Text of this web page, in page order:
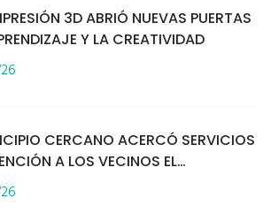
3D ABRIÓ NUEVAS PUERTAS
Y LA CREATIVIDAD
CERCANO ACERCÓ SERVICIOS
A LOS VECINOS EL